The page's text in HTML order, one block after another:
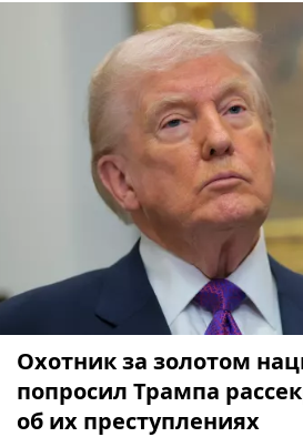
Охотник за золотом
попросил Трампа
об их преступлениях